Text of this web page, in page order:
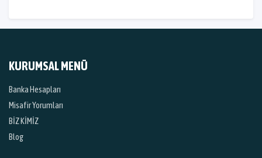
KURUMSAL MENÜ
Banka Hesapları
Misafir Yorumları
BİZ KİMİZ
Blog